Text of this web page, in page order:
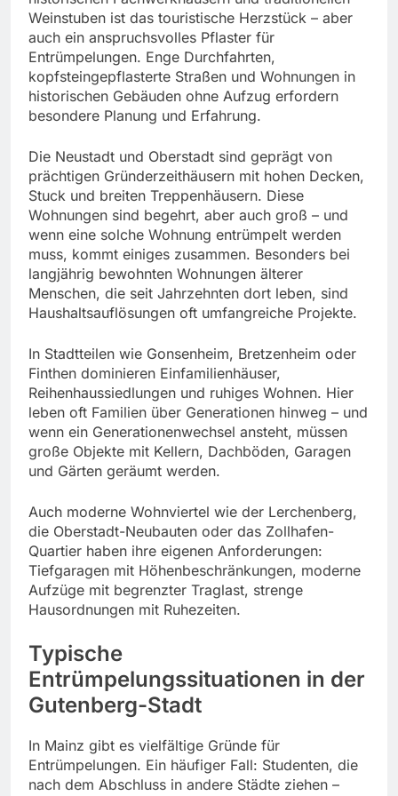
Weinstuben ist das touristische Herzstück – aber
auch ein anspruchsvolles Pflaster für
Entrümpelungen. Enge Durchfahrten,
kopfsteingepflasterte Straßen und Wohnungen in
historischen Gebäuden ohne Aufzug erfordern
besondere Planung und Erfahrung.
Die Neustadt und Oberstadt sind geprägt von
prächtigen Gründerzeithäusern mit hohen Decken,
Stuck und breiten Treppenhäusern. Diese
Wohnungen sind begehrt, aber auch groß – und
wenn eine solche Wohnung entrümpelt werden
muss, kommt einiges zusammen. Besonders bei
langjährig bewohnten Wohnungen älterer
Menschen, die seit Jahrzehnten dort leben, sind
Haushaltsauflösungen oft umfangreiche Projekte.
In Stadtteilen wie Gonsenheim, Bretzenheim oder
Finthen dominieren Einfamilienhäuser,
Reihenhaussiedlungen und ruhiges Wohnen. Hier
leben oft Familien über Generationen hinweg – und
wenn ein Generationenwechsel ansteht, müssen
große Objekte mit Kellern, Dachböden, Garagen
und Gärten geräumt werden.
Auch moderne Wohnviertel wie der Lerchenberg,
die Oberstadt-Neubauten oder das Zollhafen-
Quartier haben ihre eigenen Anforderungen:
Tiefgaragen mit Höhenbeschränkungen, moderne
Aufzüge mit begrenzter Traglast, strenge
Hausordnungen mit Ruhezeiten.
Typische
Entrümpelungssituationen in der
Gutenberg-Stadt
In Mainz gibt es vielfältige Gründe für
Entrümpelungen. Ein häufiger Fall: Studenten, die
nach dem Abschluss in andere Städte ziehen –